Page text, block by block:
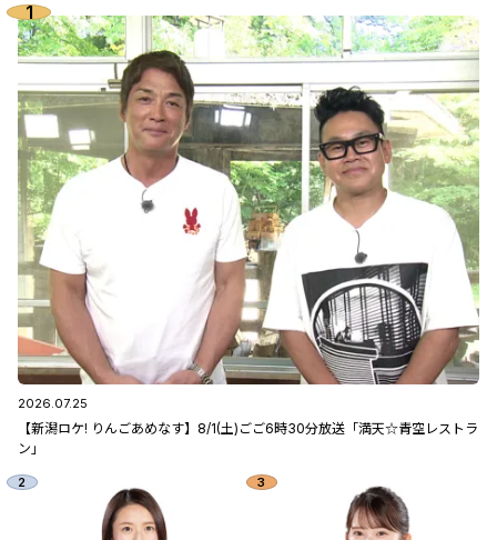
2026.07.25
【新潟ロケ! りんごあめなす】8/1(土)ごご6時30分放送「満天☆青空レストラ
ン」